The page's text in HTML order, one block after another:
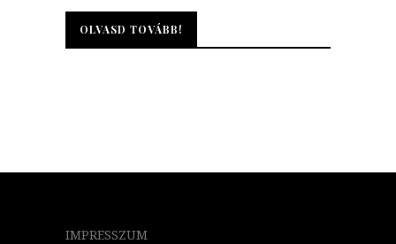
OLVASD TOVÁBB!
OLVASD TOVÁBB!
IMPRESSZUM